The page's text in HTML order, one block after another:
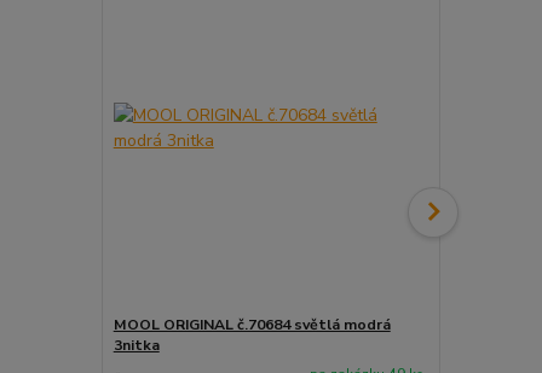
MOOL ORIGINAL č.70684 světlá modrá
3nitka